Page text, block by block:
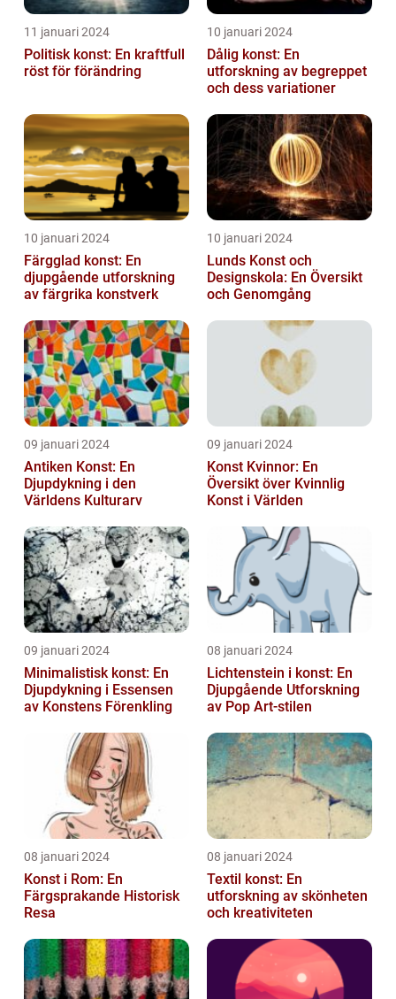
11 januari 2024
Politisk konst: En kraftfull
röst för förändring
10 januari 2024
Dålig konst: En
utforskning av begreppet
och dess variationer
10 januari 2024
Färgglad konst: En
djupgående utforskning
av färgrika konstverk
10 januari 2024
Lunds Konst och
Designskola: En Översikt
och Genomgång
09 januari 2024
Antiken Konst: En
Djupdykning i den
Världens Kulturarv
09 januari 2024
Konst Kvinnor: En
Översikt över Kvinnlig
Konst i Världen
09 januari 2024
Minimalistisk konst: En
Djupdykning i Essensen
av Konstens Förenkling
08 januari 2024
Lichtenstein i konst: En
Djupgående Utforskning
av Pop Art-stilen
08 januari 2024
Konst i Rom: En
Färgsprakande Historisk
Resa
08 januari 2024
Textil konst: En
utforskning av skönheten
och kreativiteten